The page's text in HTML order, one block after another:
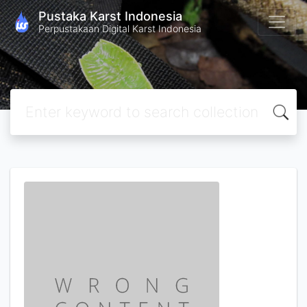
Pustaka Karst Indonesia
Perpustakaan Digital Karst Indonesia